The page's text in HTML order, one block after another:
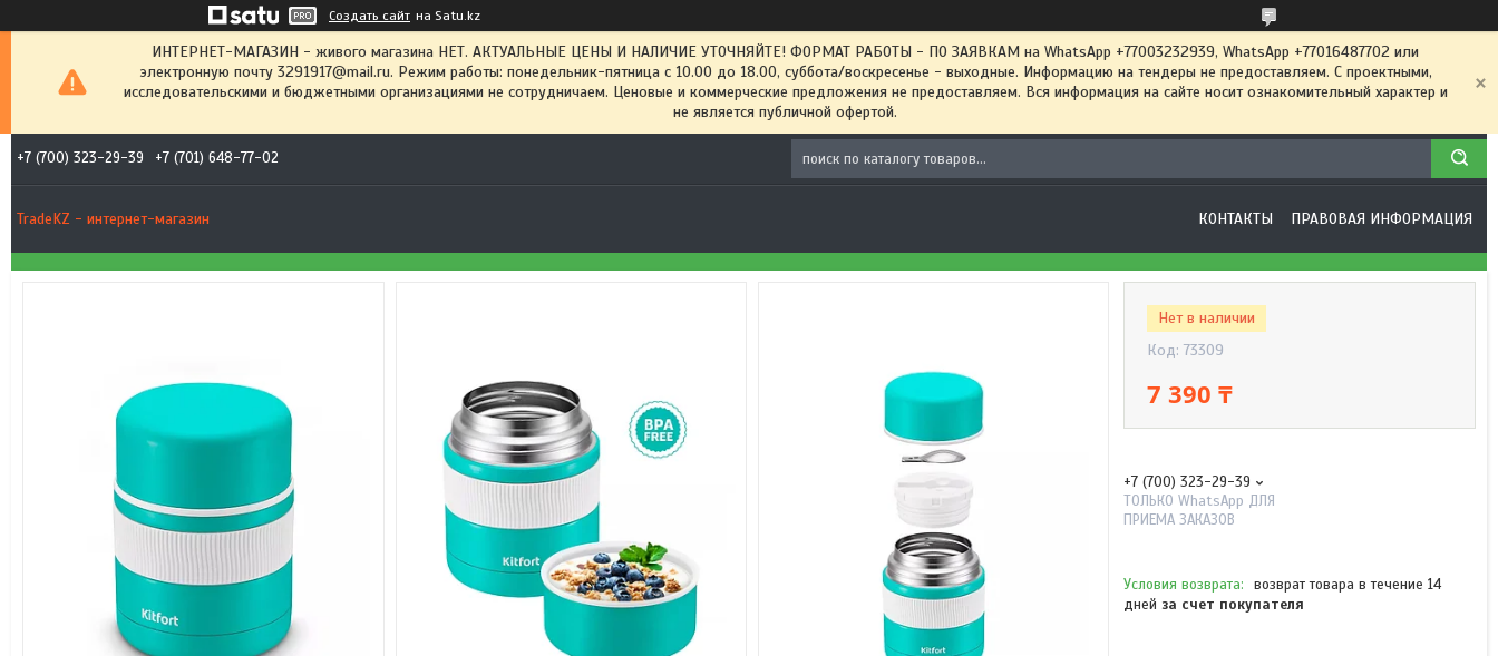
Создать сайт на Satu.kz
ИНТЕРНЕТ-МАГАЗИН - живого магазина НЕТ. АКТУАЛЬНЫЕ ЦЕНЫ И НАЛИЧИЕ УТОЧНЯЙТЕ! ФОРМАТ РАБОТЫ - ПО ЗАЯВКАМ на WhatsApp +77003232939, WhatsApp +77016487702 или
электронную почту 3291917@mail.ru. Режим работы: понедельник-пятница с 10.00 до 18.00, суббота/воскресенье - выходные. Информацию на тендеры не предоставляем. С проектными,
исследовательскими и бюджетными организациями не сотрудничаем. Ценовые и коммерческие предложения не предоставляем. Вся информация на сайте носит ознакомительный характер и
не является публичной офертой.
+7 (700) 323-29-39 +7 (701) 648-77-02
TradeKZ - интернет-магазин КОНТАКТЫ ПРАВОВАЯ ИНФОРМАЦИЯ
Нет в наличии
Код: 73309
7 390 ₸
+7 (700) 323-29-39
ТОЛЬКО WhatsApp ДЛЯ
ПРИЕМА ЗАКАЗОВ
возврат товара в течение 14
дней за счет покупателя